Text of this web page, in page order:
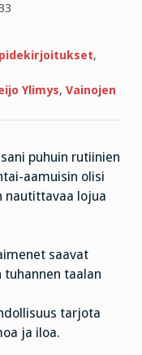
,
Ylimys, Vainojen
puhuin rutiinien
aamuisin olisi
nautittavaa lojua
saavat
tuhannen taalan
tarjota
ja iloa.